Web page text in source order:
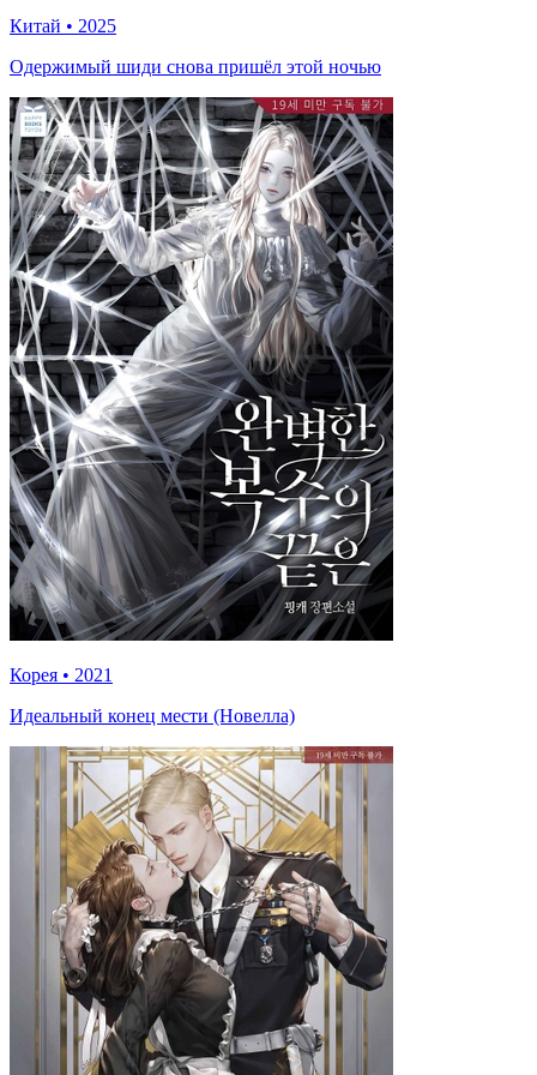
Китай • 2025
Одержимый шиди снова пришёл этой ночью
Корея • 2021
Идеальный конец мести (Новелла)